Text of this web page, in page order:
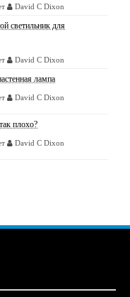
David C Dixon
светильник для
David C Dixon
лампа
David C Dixon
плохо?
David C Dixon